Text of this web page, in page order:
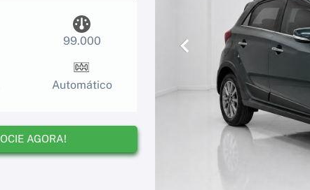
99.000
Automático
AGORA!
Anterior